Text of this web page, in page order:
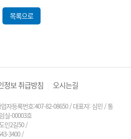
목록으로
정보 취급방침 오시는길
자등록번호:407-82-08650 / 대표자: 심민 / 통
실-00003호
인2길50 /
3400/